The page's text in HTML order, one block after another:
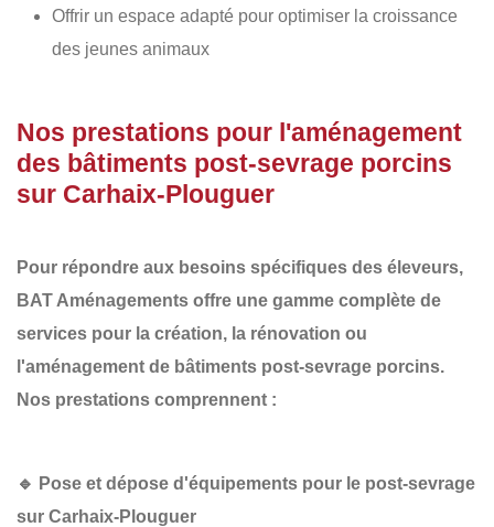
Offrir un espace adapté pour optimiser la croissance
des jeunes animaux
Nos prestations pour l'aménagement
des bâtiments post-sevrage porcins
sur Carhaix-Plouguer
Pour répondre aux besoins spécifiques des éleveurs,
BAT Aménagements offre une gamme complète de
services pour la création, la rénovation ou
l'aménagement de bâtiments post-sevrage porcins.
Nos prestations comprennent :
🔹 Pose et dépose d'équipements pour le post-sevrage
sur Carhaix-Plouguer